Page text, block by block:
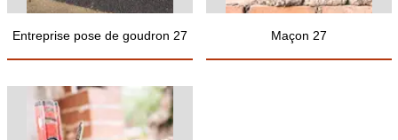
Entreprise pose de goudron 27 Maçon 27